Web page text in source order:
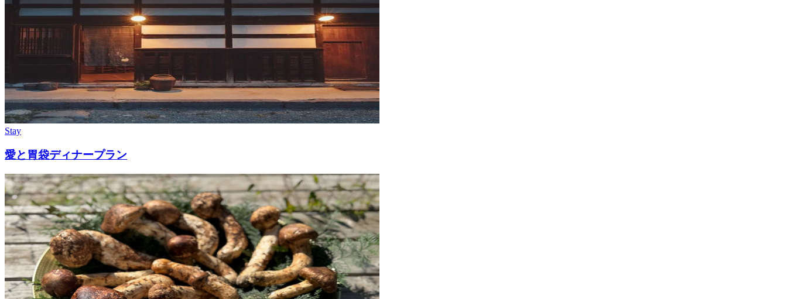
Stay
愛と胃袋ディナープラン